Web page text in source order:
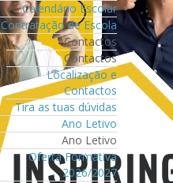
Calendário Escolar
Contratação de Escola
Contactos
Contactos
Localização e
Contactos
Tira as tuas dúvidas
Ano Letivo
Ano Letivo
Oferta Formativa
2026/2027